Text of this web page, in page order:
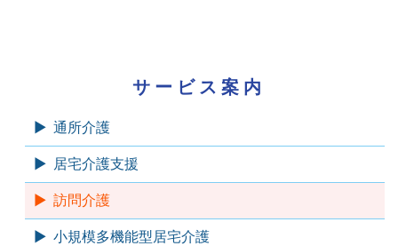
サービス案内
通所介護
居宅介護支援
訪問介護
小規模多機能型居宅介護